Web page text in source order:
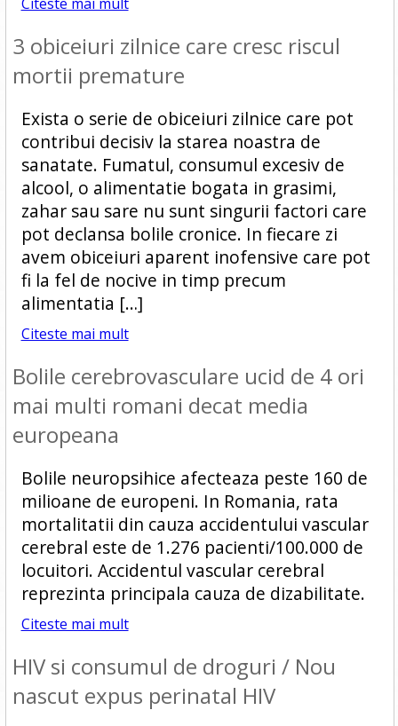
3 obiceiuri zilnice care cresc riscul
mortii premature
Exista o serie de obiceiuri zilnice care pot
contribui decisiv la starea noastra de
sanatate. Fumatul, consumul excesiv de
alcool, o alimentatie bogata in grasimi,
zahar sau sare nu sunt singurii factori care
pot declansa bolile cronice. In fiecare zi
avem obiceiuri aparent inofensive care pot
fi la fel de nocive in timp precum
alimentatia […]
Citeste mai mult
Bolile cerebrovasculare ucid de 4 ori
mai multi romani decat media
europeana
Bolile neuropsihice afecteaza peste 160 de
milioane de europeni. In Romania, rata
mortalitatii din cauza accidentului vascular
cerebral este de 1.276 pacienti/100.000 de
locuitori. Accidentul vascular cerebral
reprezinta principala cauza de dizabilitate.
Citeste mai mult
HIV si consumul de droguri / Nou
nascut expus perinatal HIV